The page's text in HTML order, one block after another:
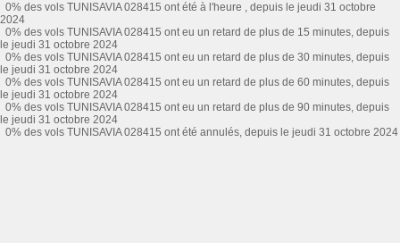
0% des vols TUNISAVIA 028415 ont été à l'heure , depuis le jeudi 31 octobre
2024
0% des vols TUNISAVIA 028415 ont eu un retard de plus de 15 minutes, depuis
le jeudi 31 octobre 2024
0% des vols TUNISAVIA 028415 ont eu un retard de plus de 30 minutes, depuis
le jeudi 31 octobre 2024
0% des vols TUNISAVIA 028415 ont eu un retard de plus de 60 minutes, depuis
le jeudi 31 octobre 2024
0% des vols TUNISAVIA 028415 ont eu un retard de plus de 90 minutes, depuis
le jeudi 31 octobre 2024
0% des vols TUNISAVIA 028415 ont été annulés, depuis le jeudi 31 octobre 2024